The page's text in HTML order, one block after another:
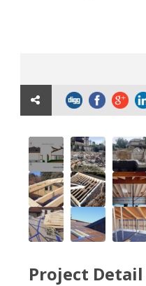
Project Detail